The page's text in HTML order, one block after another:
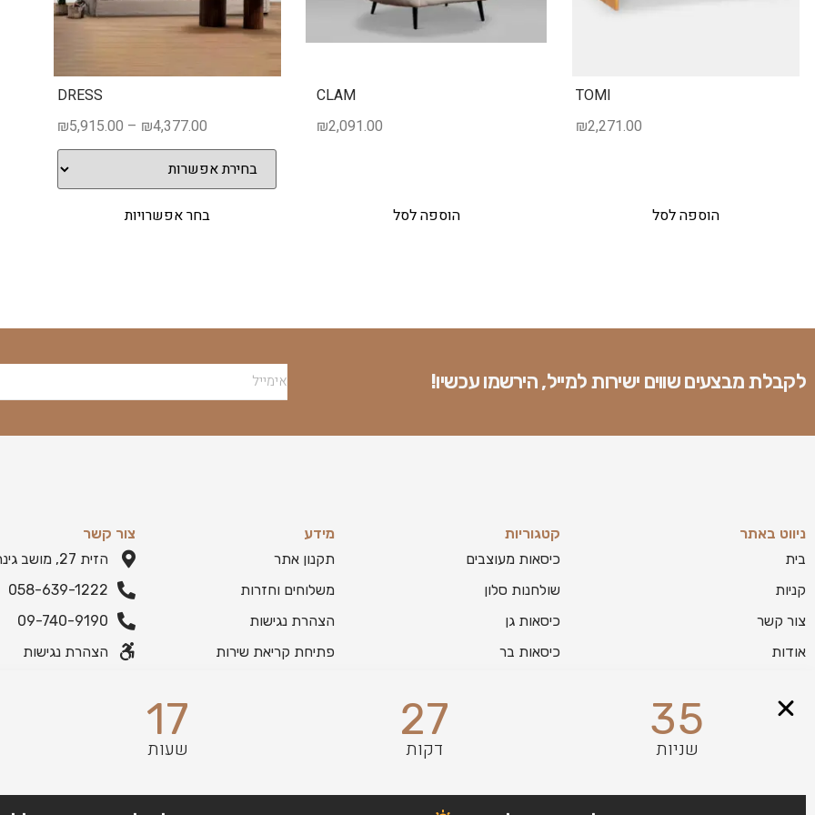
TOMI
₪2,271.00
הוספה לסל
CLAM
₪2,091.00
הוספה לסל
DRESS
₪4,377.00
–
₪5,915.00
בחר אפשרויות
לקבלת מבצעים שווים ישירות למייל, הירשמו עכשיו!
ניווט באתר
בית
קניות
צור קשר
אודות
מפת אתר
קטגוריות
כיסאות מעוצבים
שולחנות סלון
כיסאות גן
כיסאות בר
מידע
תקנון אתר
משלוחים וחזרות
הצהרת נגישות
פתיחת קריאת שירות
צור קשר
הזית 27, מושב גינתון
058-639-1222
09-740-9190
הצהרת נגישות
17
שעות
27
דקות
34
שניות